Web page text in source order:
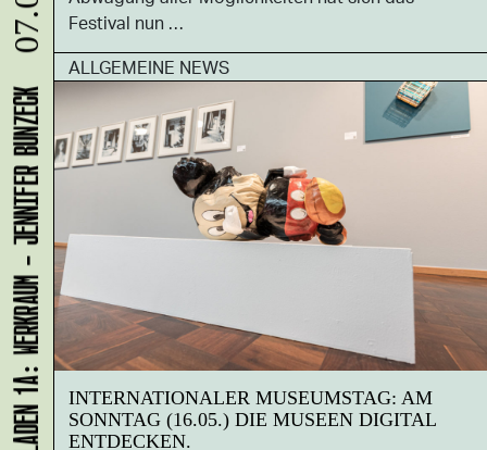
Festival nun …
ALLGEMEINE NEWS
INTERNATIONALER MUSEUMSTAG: AM
SONNTAG (16.05.) DIE MUSEEN DIGITAL
ENTDECKEN.
LADEN 1A: WERKRAUM - JENNIFER BUNZECK
07.08.